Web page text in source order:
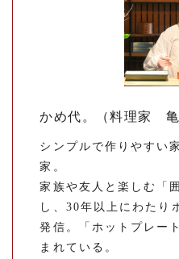
かめ代。（料理家 亀
シンプルで作りやすい
家。
家族や友人と楽しむ「
し、30年以上にわたり
発信。「ホットプレー
まれている。